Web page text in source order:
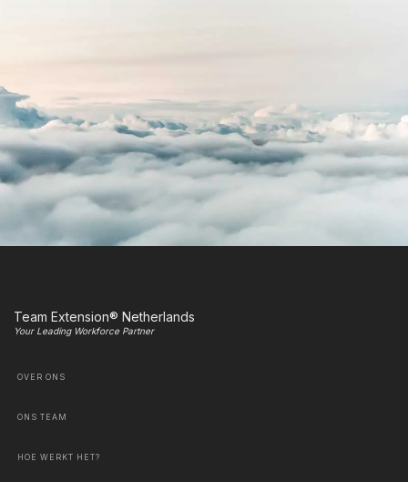
Team Extension® Netherlands
Your Leading Workforce Partner
OVER ONS
ONS TEAM
HOE WERKT HET?